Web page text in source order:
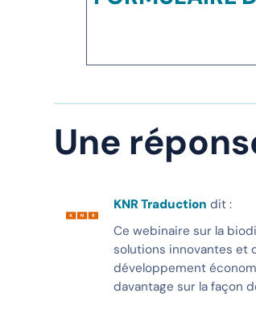
Une
KNR Traduction dit :
Ce webinaire sur la
solutions innovantes et
développement
davantage sur la façon